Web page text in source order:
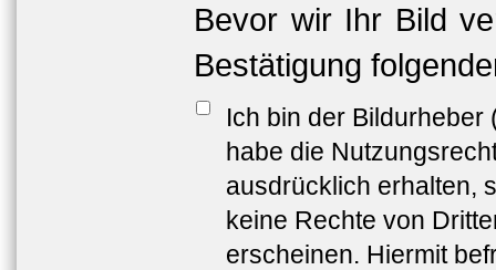
Bevor wir Ihr Bild
Bestätigung
Ich bin der
habe die
ausdrücklich erhalten,
keine Rechte von
erscheinen. Hiermit